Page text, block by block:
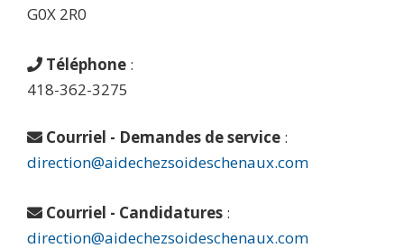
G0X 2R0
Téléphone :
418-362-3275
Courriel - Demandes de service :
direction@aidechezsoideschenaux.com
Courriel - Candidatures :
direction@aidechezsoideschenaux.com